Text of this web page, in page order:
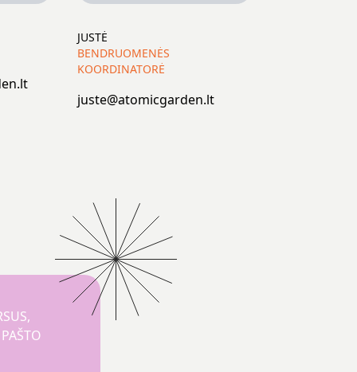
JUSTĖ
BENDRUOMENĖS
KOORDINATORĖ
juste@atomicgarden.lt